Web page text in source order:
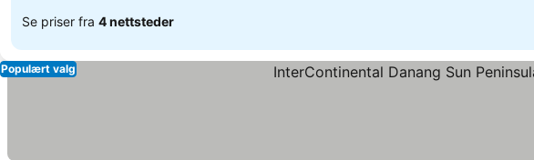
Se priser fra 4 nettsteder
Populært valg